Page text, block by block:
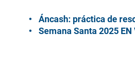
Áncash: práctica de
Semana Santa 2025